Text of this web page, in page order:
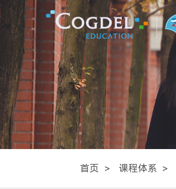
首页 课程体系